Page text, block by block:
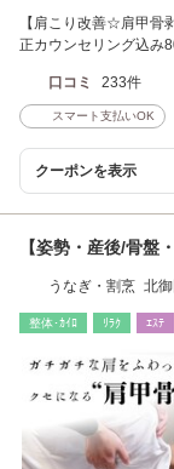
【肩こり改善☆肩甲骨
正カウンセリング込み
口コミ 233件
スマート支払いOK
クーポンを表示
【姿勢・産後/骨盤
うなぎ・割烹 北
整体･ｶｲﾛ ﾘﾗｸ ｴｽﾃ